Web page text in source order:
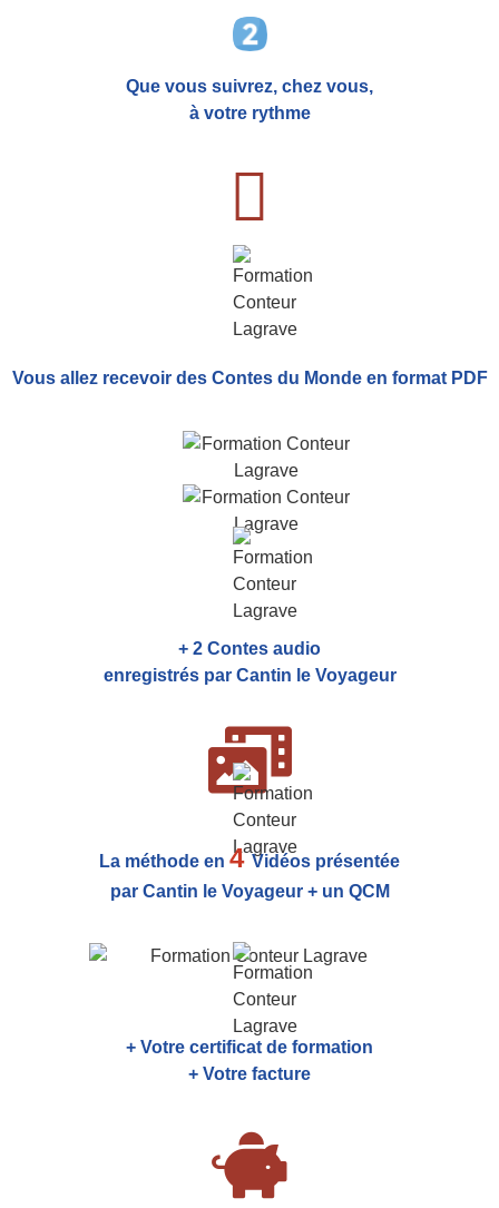
Que vous suivrez, chez vous,
à votre rythme
Vous allez recevoir des Contes du Monde en format PDF
+ 2 Contes audio
enregistrés par Cantin le Voyageur
La méthode en 4Vidéos présentée
par Cantin le Voyageur + un QCM
+ Votre certificat de formation
+ Votre facture